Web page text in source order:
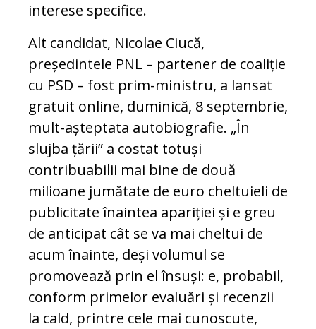
interese specifice.
Alt candidat, Nicolae Ciucă,
președintele PNL – partener de coaliție
cu PSD – fost prim-ministru, a lansat
gratuit online, duminică, 8 septembrie,
mult-așteptata autobiografie. „În
slujba țării” a costat totuși
contribuabilii mai bine de două
milioane jumătate de euro cheltuieli de
publicitate înaintea apariției și e greu
de anticipat cât se va mai cheltui de
acum înainte, deși volumul se
promovează prin el însuși: e, probabil,
conform primelor evaluări și recenzii
la cald, printre cele mai cunoscute,